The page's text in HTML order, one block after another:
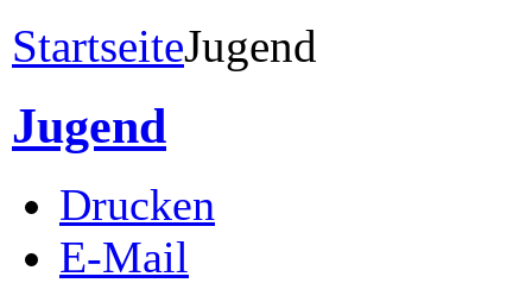
StartseiteJugend
Jugend
Drucken
E-Mail